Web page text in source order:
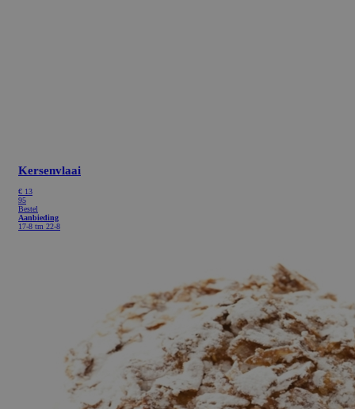
Kersenvlaai
€ 13
95
Bestel
Aanbieding
17-8 tm 22-8